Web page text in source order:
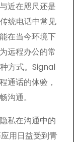
近在咫尺还是
统电话中常见
在当今环境下
远程办公的常
方式。Signal
通话的体验，
沟通。
私在沟通中的
用日益受到青